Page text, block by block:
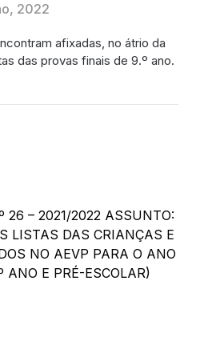
2022
afixadas, no átrio da
das provas finais de 9.º ano.
26 – 2021/2022 ASSUNTO:
LISTAS DAS CRIANÇAS E
NO AEVP PARA O ANO
ANO E PRÉ-ESCOLAR)